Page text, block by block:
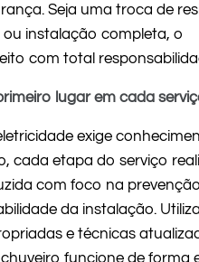
Seja uma troca de
instalação completa, o
com total
lugar em cada
exige
cada etapa do serviço
com foco na
da instalação.
e técnicas
funcione de forma